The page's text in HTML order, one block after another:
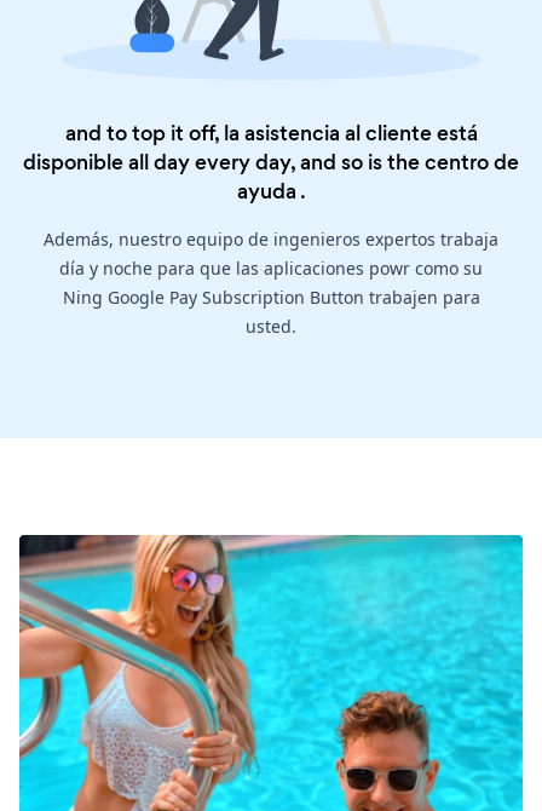
and to top it off, la asistencia al cliente está
disponible all day every day, and so is thecentro de
ayuda .
Además, nuestro equipo de ingenieros expertos trabaja
día y noche para que las aplicaciones powr como su
Ning Google Pay Subscription Button trabajen para
usted.